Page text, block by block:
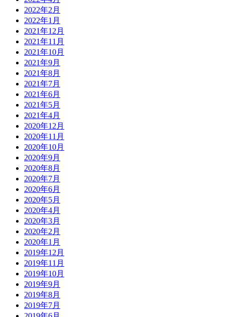
2022年2月
2022年1月
2021年12月
2021年11月
2021年10月
2021年9月
2021年8月
2021年7月
2021年6月
2021年5月
2021年4月
2020年12月
2020年11月
2020年10月
2020年9月
2020年8月
2020年7月
2020年6月
2020年5月
2020年4月
2020年3月
2020年2月
2020年1月
2019年12月
2019年11月
2019年10月
2019年9月
2019年8月
2019年7月